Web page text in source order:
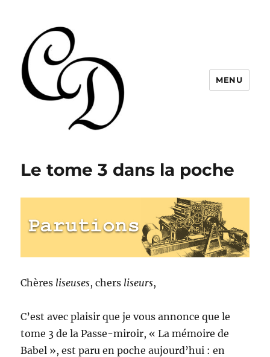
MENU
Le tome 3 dans la poche
Chères liseuses, chers liseurs,
C’est avec plaisir que je vous annonce que le
tome 3 de la Passe-miroir, « La mémoire de
Babel », est paru en poche aujourd’hui : en